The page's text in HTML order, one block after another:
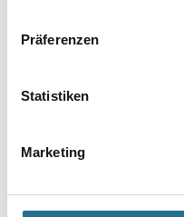
Präferenzen
Statistiken
Marketing
PRODUKTEIGENSCHAFTEN
ZUSATZINFOS